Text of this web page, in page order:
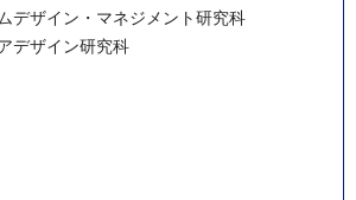
デザイン・マネジメント研究科
デザイン研究科